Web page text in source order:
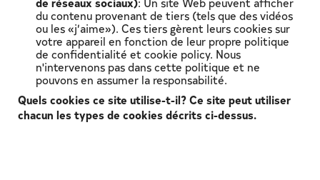
du contenu provenant de tiers (tels que des vidéos
ou les «j’aime»). Ces tiers gèrent leurs cookies sur
votre appareil en fonction de leur propre politique
de confidentialité et cookie policy. Nous
n'intervenons pas dans cette politique et ne
pouvons en assumer la responsabilité.
Quels cookies ce site utilise-t-il?Ce site peut utiliser
chacun les types de cookies décrits ci-dessus.